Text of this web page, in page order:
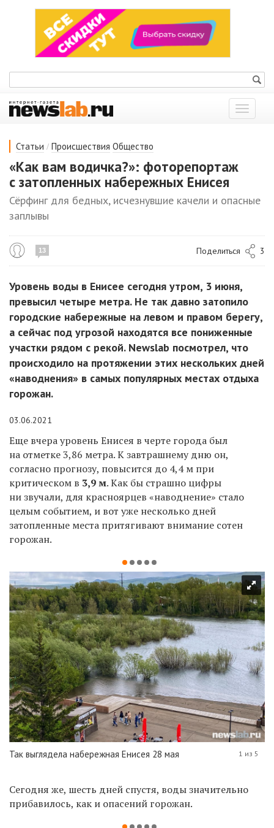
Показать
меню
Статьи / Происшествия Общество
«Как вам водичка?»: фоторепортаж
с затопленных набережных Енисея
Сёрфинг для бедных, исчезнувшие качели и опасные
заплывы
13 Поделиться 3
Уровень воды в Енисее сегодня утром, 3 июня,
превысил четыре метра. Не так давно затопило
городские набережные на левом и правом берегу,
а сейчас под угрозой находятся все пониженные
участки рядом с рекой. Newslab посмотрел, что
происходило на протяжении этих нескольких дней
«наводнения» в самых популярных местах отдыха
горожан.
03.06.2021
Еще вчерауровень Енисея в черте города был
на отметке 3,86 метра. К завтрашнему дню он,
согласно прогнозу, повысится до 4,4 м при
критическом в 3,9 м. Как бы страшно цифры
ни звучали, для красноярцев «наводнение» стало
целым событием, и вот уже несколько дней
затопленные места притягивают внимание сотен
горожан.
Так выглядела набережная Енисея 28 мая 1 из 5
Сегодня же, шесть дней спустя, воды значительно
прибавилось, как и опасений горожан.